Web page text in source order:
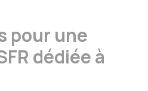
pour une
dédiée à